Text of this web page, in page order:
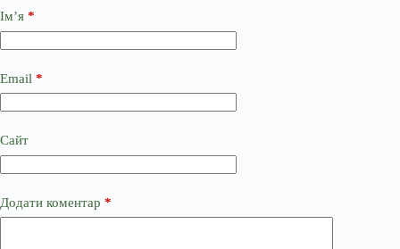
Ім’я *
Email *
Сайт
Додати коментар *